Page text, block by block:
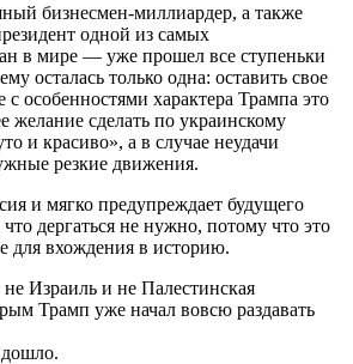
бизнесмен-миллиардер, а также
одной из самых
в мире — уже прошел все ступеньки
осталась только одна: оставить свое
особенностями характера Трампа это
желание сделать по украинскому
и красиво», а в случае неудачи
резкие движения.
и мягко предупреждает будущего
дергаться не нужно, потому что это
для вхождения в историю.
Израиль и не Палестинская
Трамп уже начал вовсю раздавать
дошло.